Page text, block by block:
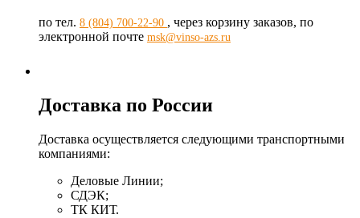
по тел. 8 (804) 700-22-90 , через корзину заказов, по
электронной почте msk@vinso-azs.ru
Доставка по России
Доставка осуществляется следующими транспортными
компаниями:
Деловые Линии;
СДЭК;
ТК КИТ.